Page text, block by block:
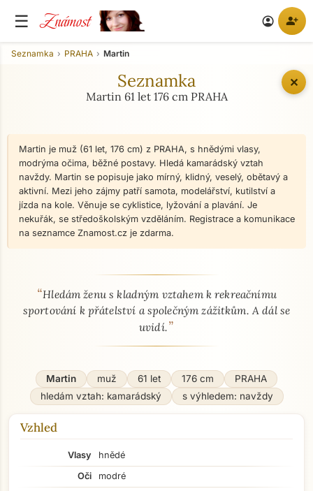
☰ Známost account_circle person_add
✕
Seznamka PRAHA Martin
Seznamka
Martin 61 let 176 cm PRAHA
Martin je muž (61 let, 176 cm) z PRAHA, s hnědými vlasy,
modrýma očima, běžné postavy. Hledá kamarádský vztah
navždy. Martin se popisuje jako mírný, klidný, veselý, obětavý a
aktivní. Mezi jeho zájmy patří samota, modelářství, kutilství a
jízda na kole. Věnuje se cyklistice, lyžování a plavání. Je
nekuřák, se středoškolským vzděláním. Registrace a komunikace
na seznamce Znamost.cz je zdarma.
O mně - seznamka profil
“Hledám ženu s kladným vztahem k rekreačnímu
sportování k přátelství a společným zážitkům. A dál se
uvidí.”
Martin muž 61 let 176 cm
PRAHA
hledám vztah: kamarádský
s výhledem: navždy
Vzhled
Vlasy
hnědé
Oči
modré